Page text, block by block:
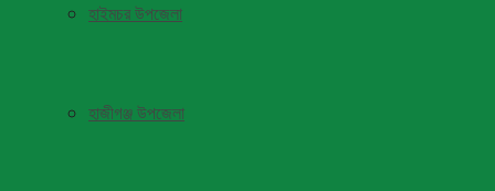
হাইমচর উপজেলা
হাজীগঞ্জ উপজেলা